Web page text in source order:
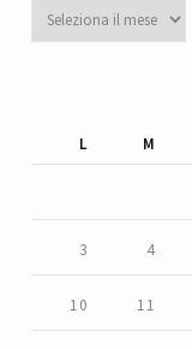
Archivi
L
M
3 4
10 11